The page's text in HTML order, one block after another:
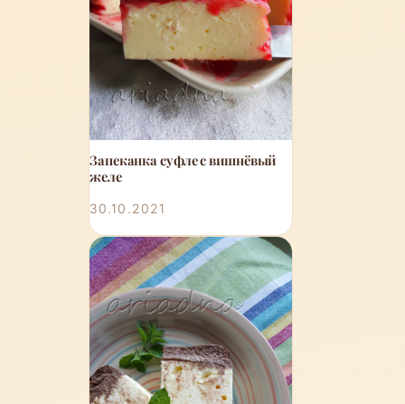
Запеканка суфле с вишнёвый
желе
30.10.2021